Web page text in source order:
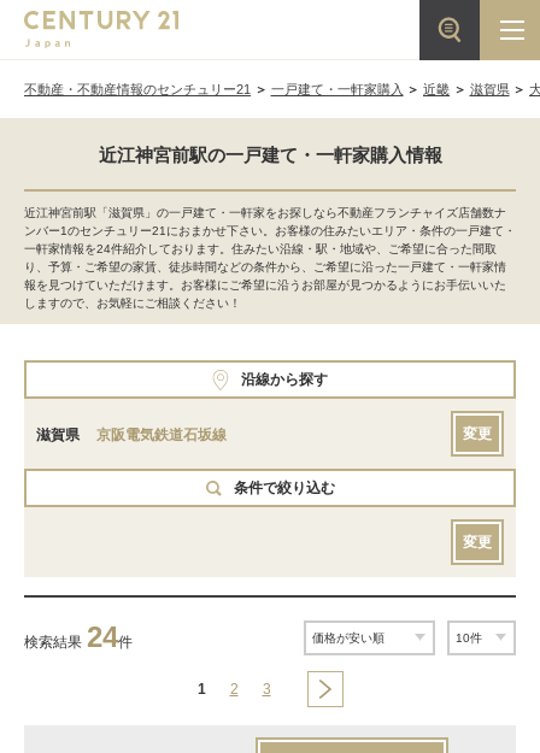
不動産・不動産情報のセンチュリー21 一戸建て・一軒家購入 近畿 滋賀県
近江神宮前駅の一戸建て・一軒家購入情報
近江神宮前駅「滋賀県」の一戸建て・一軒家をお探しなら不動産フランチャイズ店舗数ナ
ンバー1のセンチュリー21におまかせ下さい。お客様の住みたいエリア・条件の一戸建て・
一軒家情報を24件紹介しております。住みたい沿線・駅・地域や、ご希望に合った間取
り、予算・ご希望の家賃、徒歩時間などの条件から、ご希望に沿った一戸建て・一軒家情
報を見つけていただけます。お客様にご希望に沿うお部屋が見つかるようにお手伝いいた
しますので、お気軽にご相談ください！
沿線から探す
滋賀県 京阪電気鉄道石坂線 変更
条件で絞り込む
変更
検索結果 24件
1 2 3